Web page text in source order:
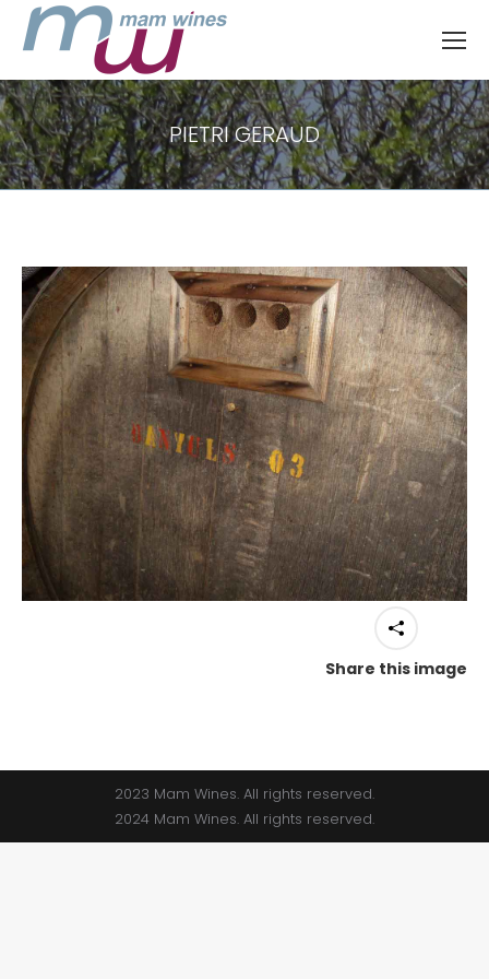
PIETRI GERAUD
Vous êtes ici :
Share this image
2023 Mam Wines. All rights reserved.
2024 Mam Wines. All rights reserved.